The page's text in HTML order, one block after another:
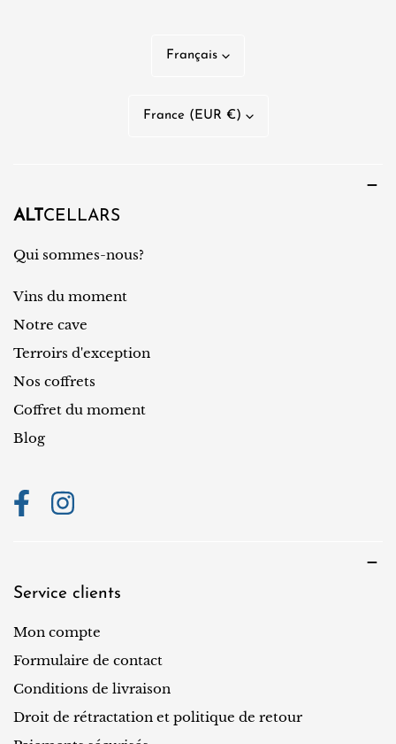
Français
/
r
g
i
o
n
France (EUR €)
ALT CELLARS
Qui sommes-nous?
Vins du moment
Notre cave
Terroirs d'exception
Nos coffrets
Coffret du moment
Blog
Service clients
Mon compte
Formulaire de contact
Conditions de livraison
Droit de rétractation et politique de retour